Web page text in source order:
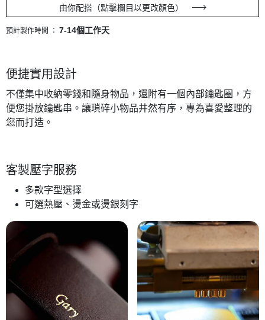
由你配搭（點擊欄目以更改顏色）
預計製作時間 ： 7-14個工作天
便捷實用設計
不僅集中收納零錢和隨身物品，還附有一個內部鑰匙圈，方
便您掛放鑰匙串。讓瑣碎小物品井然有序，專為喜愛整理的
您而打造。
客製壓字服務
多款字型選擇
可選熱壓、燙金或燙銀刻字